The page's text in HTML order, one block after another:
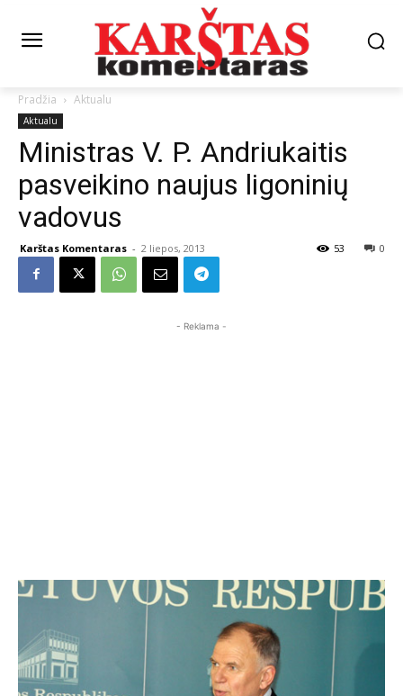
Pradžia Aktualu
Aktualu
Ministras V. P. Andriukaitis
pasveikino naujus ligoninių
vadovus
Karštas Komentaras - 2 liepos, 2013 0
53
- Reklama -